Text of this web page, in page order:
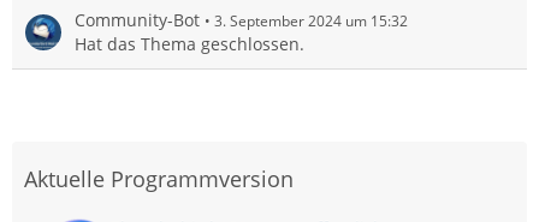
Community-Bot 3. September 2024 um 15:32
Hat das Thema geschlossen.
Aktuelle Programmversion